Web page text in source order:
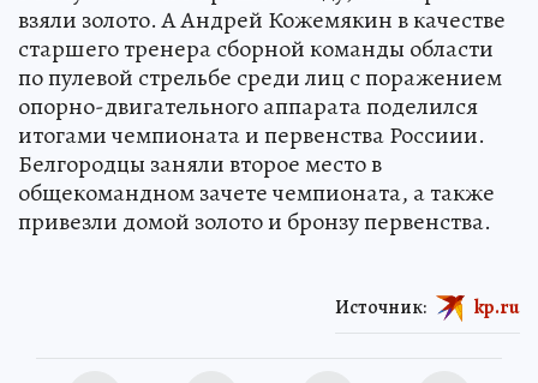
взяли золото. А Андрей Кожемякин в качестве
старшего тренера сборной команды области
по пулевой стрельбе среди лиц с поражением
опорно-двигательного аппарата поделился
итогами чемпионата и первенства Россиии.
Белгородцы заняли второе место в
общекомандном зачете чемпионата, а также
привезли домой золото и бронзу первенства.
Источник: kp.ru